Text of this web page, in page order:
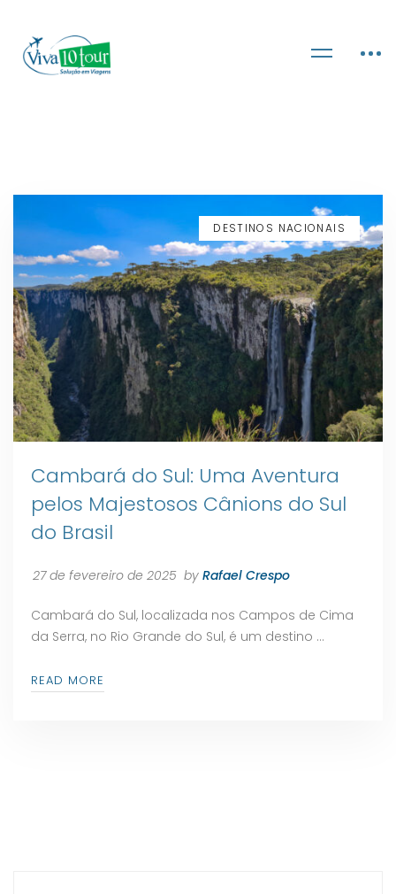
DESTINOS NACIONAIS
Cambará do Sul: Uma Aventura
pelos Majestosos Cânions do Sul
do Brasil
27 de fevereiro de 2025 by Rafael Crespo
Cambará do Sul, localizada nos Campos de Cima
da Serra, no Rio Grande do Sul, é um destino …
READ MORE